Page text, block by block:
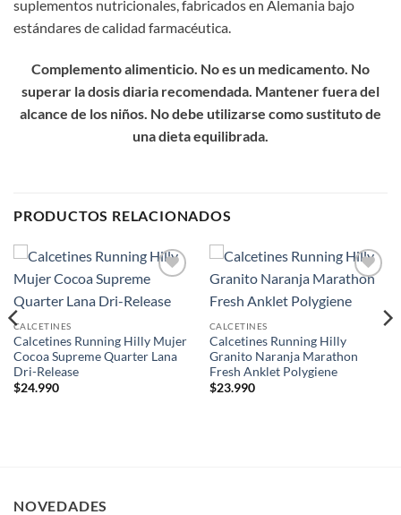
suplementos nutricionales, fabricados en Alemania bajo
estándares de calidad farmacéutica.
Complemento alimenticio. No es un medicamento. No
superar la dosis diaria recomendada. Mantener fuera del
alcance de los niños. No debe utilizarse como sustituto de
una dieta equilibrada.
PRODUCTOS RELACIONADOS
wishlist
CALCETINES
Calcetines Running Hilly Mujer
Cocoa Supreme Quarter Lana
Dri-Release
$24.990
wishlist
CALCETINES
Calcetines Running Hilly
Granito Naranja Marathon
Fresh Anklet Polygiene
$23.990
NOVEDADES